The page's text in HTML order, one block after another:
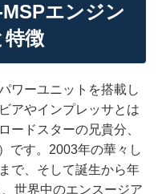
エンジン
特徴
ワーユニットを搭載し
アやインプレッサとは
ードスターの兄貴分、
です。2003年の華々し
で、そして誕生から年
世界中のエンスージア